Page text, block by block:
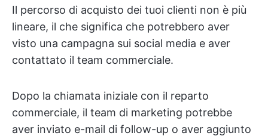
Il percorso di acquisto dei tuoi clienti non è più
lineare, il che significa che potrebbero aver
visto una campagna sui social media e aver
contattato il team commerciale.
Dopo la chiamata iniziale con il reparto
commerciale, il team di marketing potrebbe
aver inviato e-mail di follow-up o aver aggiunto